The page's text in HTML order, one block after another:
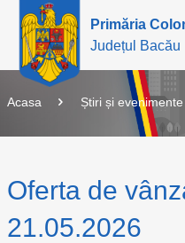
Primăria
Județul Bacău
Acasa Știri și evenimente
Oferta de
21.05.2026